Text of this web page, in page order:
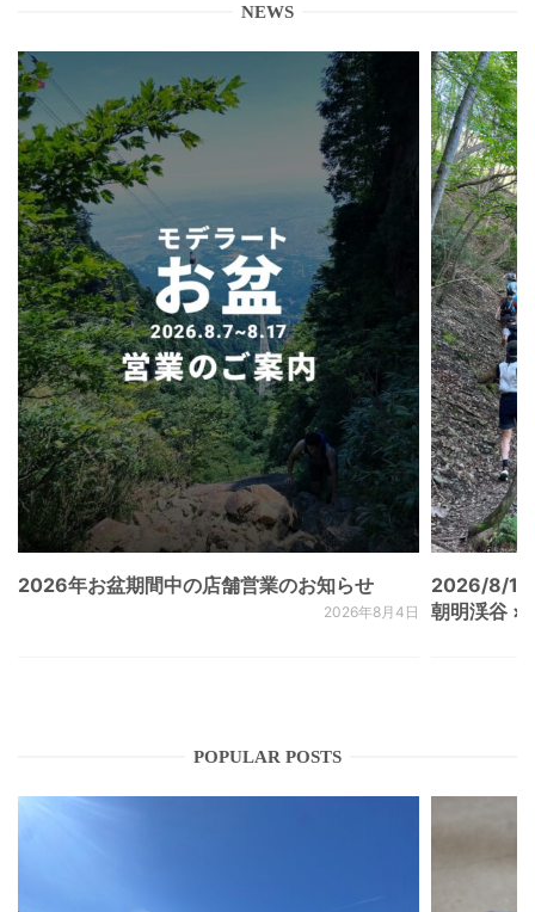
NEWS
2026年お盆期間中の店舗営業のお知らせ
2026年8月4日
2026/8/
朝明渓谷 ×
POPULAR POSTS